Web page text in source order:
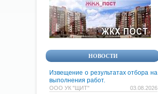
НОВОСТИ
Извещение о результатах отбора на
выполнения работ.
ООО УК "ЩИТ" 03.08.2026